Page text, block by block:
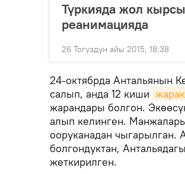
Түркияда жол
реанимацияда
26 Тогуздун айы 2015, 18:38
24-октябрда Антальянын
салып, анда 12 киши
жарандары болгон.
алып келинген.
ооруканадан чыгарылган.
болгондуктан,
жеткирилген.